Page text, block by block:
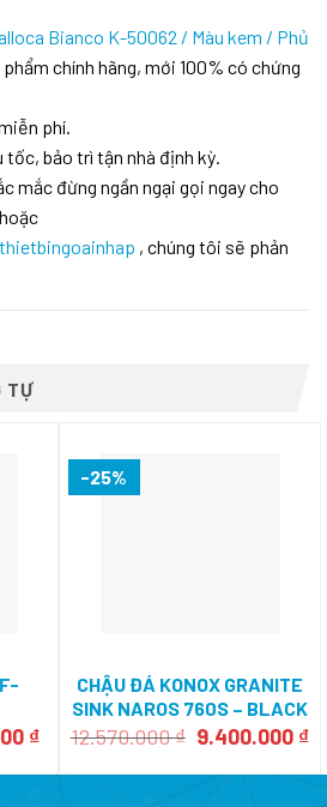
Bianco K-50062 / Màu kem / Phủ
phẩm chính hãng, mới 100% có chứng
phí.
tốc, bảo trì tận nhà định kỳ.
mắc đừng ngần ngại gọi ngay cho
hoặc
, chúng tôi sẽ phản
TỰ
₫Giá
tại
-25%
CHẬU ĐÁ KONOX GRANITE
SINK NAROS 760S – BLACK
12.570.000₫ Giá
là:
9.400.000 ₫